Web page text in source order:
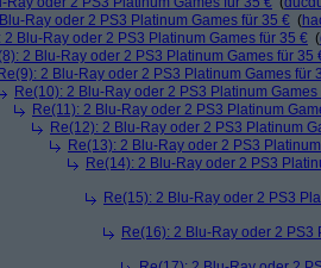
Ray oder 2 PS3 Platinum Games für 35 € (
2 Blu-Ray oder 2 PS3 Platinum Games für 35 € (
2 Blu-Ray oder 2 PS3 Platinum Games für 35
Re(9): 2 Blu-Ray oder 2 PS3 Platinum Games für
Re(10): 2 Blu-Ray oder 2 PS3 Platinum Games
Re(11): 2 Blu-Ray oder 2 PS3 Platinum
Re(12): 2 Blu-Ray oder 2 PS3 Platinum
Re(13): 2 Blu-Ray oder 2 PS3
Re(14): 2 Blu-Ray oder 2 PS3
Re(15): 2 Blu-Ray oder 2 PS3
Re(16): 2 Blu-Ray oder 2 PS3